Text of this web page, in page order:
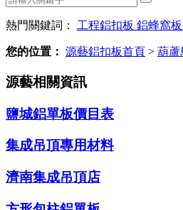
熱門關鍵詞： 工程鋁扣板 鋁蜂窩板
您的位置： 源藝鋁扣板首頁 > 葫蘆
源藝相關資訊
鹽城鋁單板價目表
集成吊頂專用材料
濟南集成吊頂店